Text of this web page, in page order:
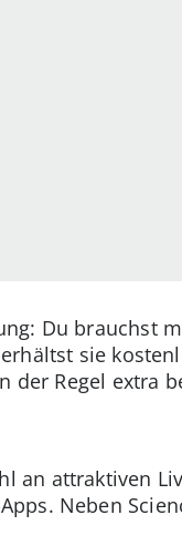
Du brauchst
sie
Regel extra
an attraktiven
Neben